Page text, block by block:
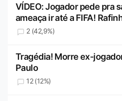
VÍDEO: Jogador pede pra
ameaça ir até a FIFA!
2 (42,9%)
Tragédia! Morre ex-
Paulo
12 (12%)